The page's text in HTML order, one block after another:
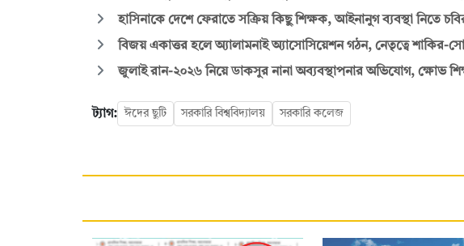
হাসিনাকে দেশে ফেরাতে সক্রিয় কিছু শিক্ষক, আইনানুগ ব্যবস্থা নিতে
বিজয় একাত্তর হলে অ্যালামনাই অ্যাসোসিয়েশন গঠন, নেতৃত্বে শাকির-
জুলাই রান-২০২৬ নিয়ে ডাকসুর নানা অব্যবস্থাপনার অভিযোগ, ক্ষোভ
ট্যাগ: ঈদের ছুটি সরকারি বিশ্ববিদ্যালয় সরকারি কলেজ